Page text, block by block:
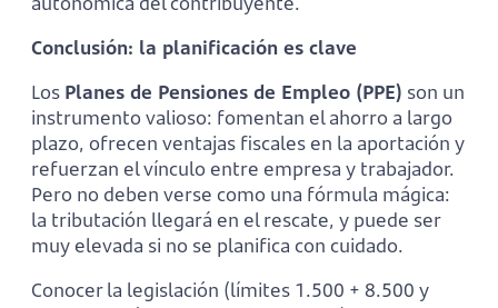
Conclusión: la planificación es clave
Los Planes de Pensiones de Empleo (PPE) son un
instrumento valioso: fomentan el ahorro a largo
plazo, ofrecen ventajas fiscales en la aportación y
refuerzan el vínculo entre empresa y trabajador.
Pero no deben verse como una fórmula mágica:
la tributación llegará en el rescate, y puede ser
muy elevada si no se planifica con cuidado.
Conocer la legislación (límites 1.500 + 8.500 y